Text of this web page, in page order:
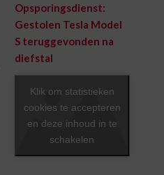
Opsporingsdienst:
Gestolen Tesla Model
S teruggevonden na
diefstal
Klik om statistieken
cookies te accepteren
en deze inhoud in te
schakelen